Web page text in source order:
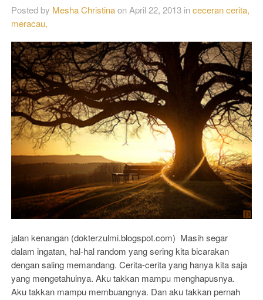
Posted by Mesha Christina on April 22, 2013 inceceran cerita,
meracau,
jalan kenangan (dokterzulmi.blogspot.com) Masih segar
dalam ingatan, hal-hal random yang sering kita bicarakan
dengan saling memandang. Cerita-cerita yang hanya kita saja
yang mengetahuinya. Aku takkan mampu menghapusnya.
Aku takkan mampu membuangnya. Dan aku takkan pernah